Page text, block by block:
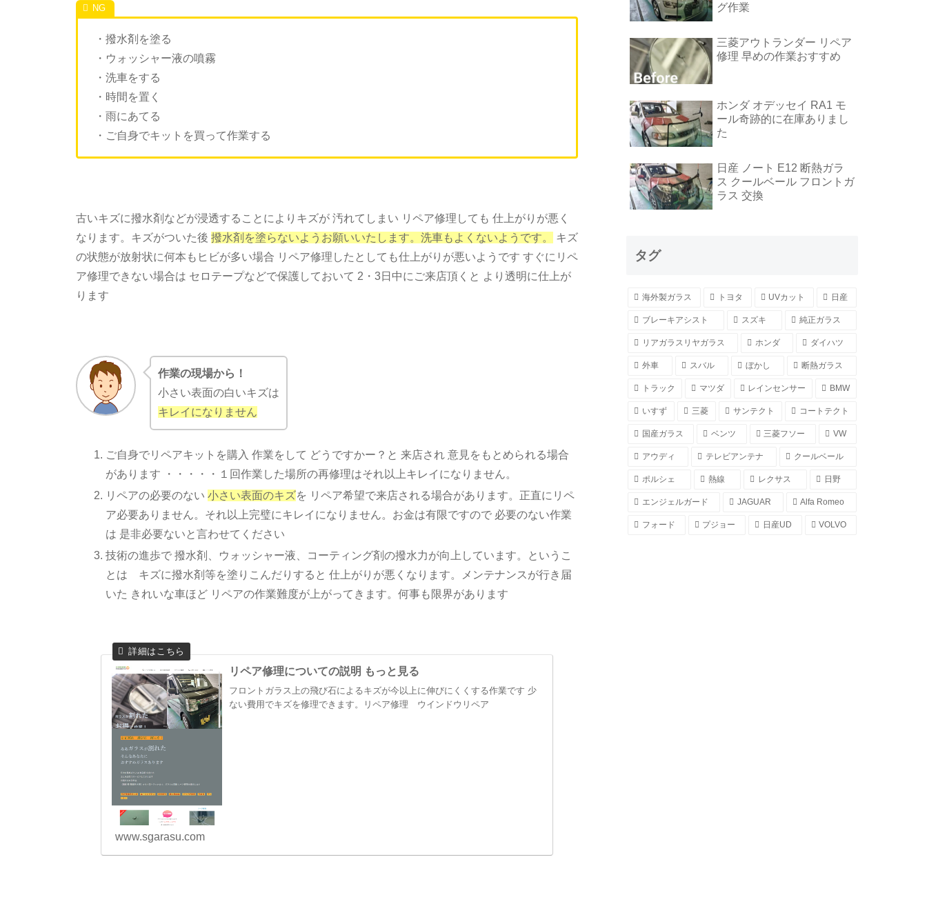
・撥水剤を塗る
・ウォッシャー液の噴霧
・洗車をする
・時間を置く
・雨にあてる
・ご自身でキットを買って作業する
古いキズに撥水剤などが浸透することによりキズが 汚れてしまい リペア修理しても 仕上がりが悪く
なります。キズがついた後 撥水剤を塗らないようお願いいたします。洗車もよくないようです。
キズ
の状態が放射状に何本もヒビが多い場合 リペア修理したとしても仕上がりが悪いようです すぐにリペ
ア修理できない場合は セロテープなどで保護しておいて 2・3日中にご来店頂くと より透明に仕上が
ります
作業の現場から！
小さい表面の白いキズは
キレイになりません
ご自身でリペアキットを購入 作業をして どうですかー？と 来店され 意見をもとめられる場合
があります ・・・・・１回作業した場所の再修理はそれ以上キレイになりません。
リペアの必要のない小さい表面のキズを リペア希望で来店される場合があります。正直にリペ
ア必要ありません。それ以上完璧にキレイになりません。お金は有限ですので 必要のない作業
は 是非必要ないと言わせてください
技術の進歩で 撥水剤、ウォッシャー液、コーティング剤の撥水力が向上しています。というこ
とは キズに撥水剤等を塗りこんだりすると 仕上がりが悪くなります。メンテナンスが行き届
いた きれいな車ほど リペアの作業難度が上がってきます。何事も限界があります
リペア修理についての説明 もっと見る
フロントガラス上の飛び石によるキズが今以上に伸びにくくする作業です 少
ない費用でキズを修理できます。リペア修理 ウインドウリペア
www.sgarasu.com
グ作業
三菱アウトランダー リペア
修理 早めの作業おすすめ
ホンダ オデッセイ RA1 モ
ール奇跡的に在庫ありまし
た
日産 ノート E12 断熱ガラ
ス クールベール フロントガ
ラス 交換
タグ
海外製ガラス トヨタ UVカット 日産
ブレーキアシスト スズキ 純正ガラス
リアガラスリヤガラス ホンダ ダイハツ
外車 スバル ぼかし 断熱ガラス
トラック マツダ レインセンサー BMW
いすず 三菱 サンテクト コートテクト
国産ガラス ベンツ 三菱フソー VW
アウディ テレビアンテナ クールベール
ポルシェ 熱線 レクサス 日野
エンジェルガード JAGUAR Alfa Romeo
フォード プジョー 日産UD VOLVO